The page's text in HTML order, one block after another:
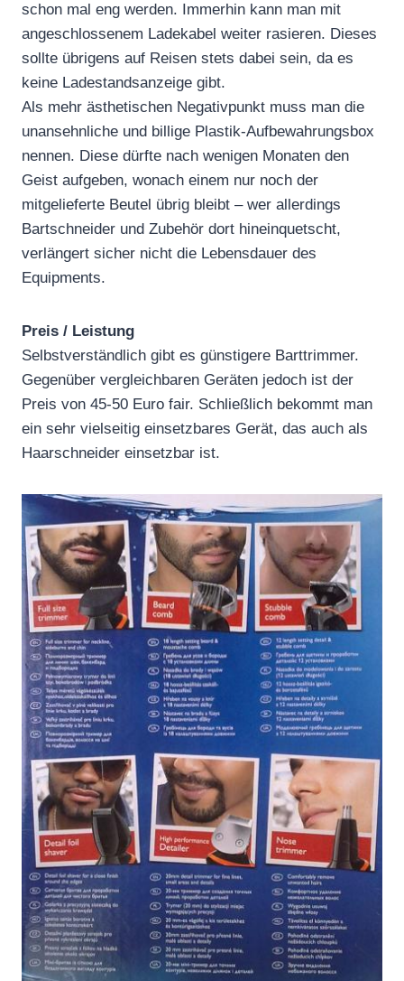
schon mal eng werden. Immerhin kann man mit
angeschlossenem Ladekabel weiter rasieren. Dieses
sollte übrigens auf Reisen stets dabei sein, da es
keine Ladestandsanzeige gibt.
Als mehr ästhetischen Negativpunkt muss man die
unansehnliche und billige Plastik-Aufbewahrungsbox
nennen. Diese dürfte nach wenigen Monaten den
Geist aufgeben, wonach einem nur noch der
mitgelieferte Beutel übrig bleibt – wer allerdings
Bartschneider und Zubehör dort hineinquetscht,
verlängert sicher nicht die Lebensdauer des
Equipments.
Preis / Leistung
Selbstverständlich gibt es günstigere Barttrimmer.
Gegenüber vergleichbaren Geräten jedoch ist der
Preis von 45-50 Euro fair. Schließlich bekommt man
ein sehr vielseitig einsetzbares Gerät, das auch als
Haarschneider einsetzbar ist.